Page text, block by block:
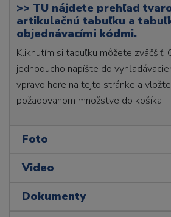
>> TU nájdete prehľad
artikulačnú tabuľku a
objednávacími kódmi.
Kliknutím si tabuľku môžete zväčšiť.
jednoducho napíšte do
vpravo hore na tejto stránke a
požadovanom množstve do košíka
Foto
Video
Dokumenty